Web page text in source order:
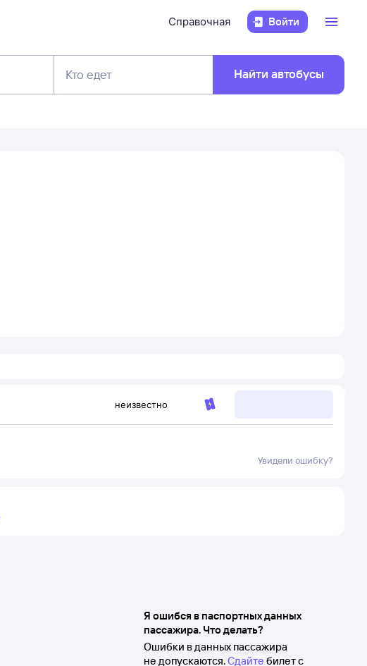
Справочная Войти
Кто едет Найти автобусы
неизвестно
Увидели ошибку?
Я ошибся в паспортных данных
пассажира. Что делать?
Ошибки в данных пассажира
не допускаются.Сдайте билет с